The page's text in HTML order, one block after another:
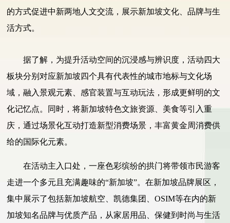
的方式促进中新两地人文交流，展示新加坡文化、品牌与生
活方式。
据了解，为提升活动空间的沉浸感与辨识度，活动四大
板块分别对应新加坡四个具有代表性的城市地标与文化场
域，融入景观元素、感官装置与互动玩法，形成更鲜明的文
化记忆点。同时，将新加坡特色文旅资源、美食等引入重
庆，通过场景化互动打造新型消费场景，丰富黄金周消费供
给的国际化元素。
在活动主入口处，一座色彩缤纷的拱门将带领市民游客
走进一个多元且充满趣味的“新加坡”。在新加坡品牌展区，
集中展示了包括新加坡航空、凯德集团、OSIM等在内的新
加坡知名品牌与优质产品，从家居用品、保健到时尚与生活